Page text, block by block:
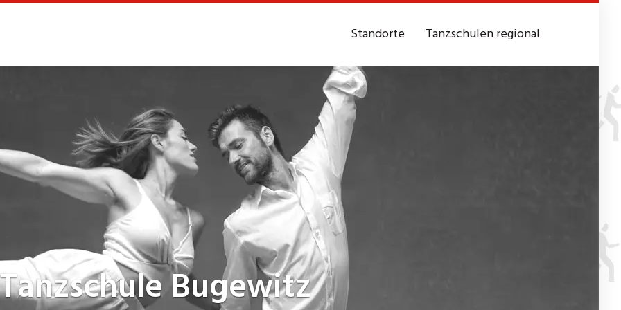
Standorte Tanzschulen regional
TanzschuleBugewitz